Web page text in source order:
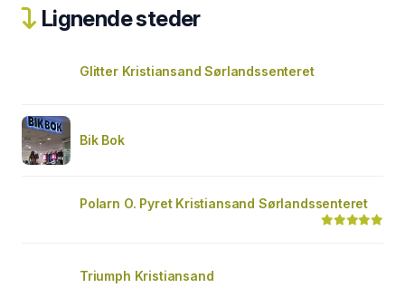
Lignende steder
Glitter Kristiansand Sørlandssenteret
Bik Bok
Polarn O. Pyret Kristiansand Sørlandssenteret
Triumph Kristiansand